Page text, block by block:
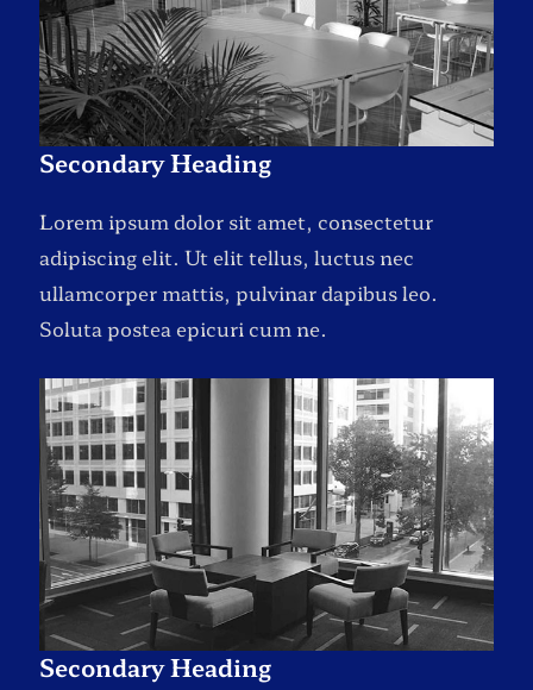
Secondary Heading
Lorem ipsum dolor sit amet, consectetur
adipiscing elit. Ut elit tellus, luctus nec
ullamcorper mattis, pulvinar dapibus leo.
Soluta postea epicuri cum ne.
Secondary Heading